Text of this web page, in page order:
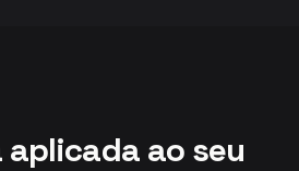
ao seu